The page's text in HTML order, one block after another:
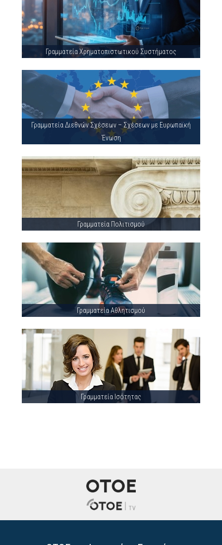
Γραμματεία Χρηματοπιστωτικού Συστήματος
Γραμματεία Διεθνών Σχέσεων – Σχέσεων με Ευρωπαϊκή
Ένωση
Γραμματεία Πολιτισμού
Γραμματεία Αθλητισμού
Γραμματεία Ισότητας